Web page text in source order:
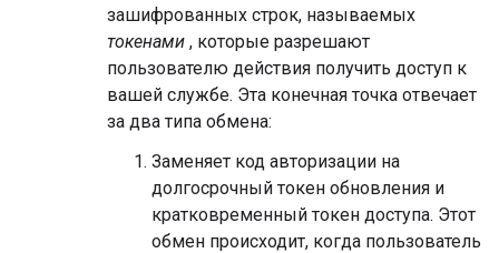
зашифрованных строк, называемых
токенами , которые разрешают
пользователю действия получить доступ к
вашей службе. Эта конечная точка отвечает
за два типа обмена:
Заменяет код авторизации на
долгосрочный токен обновления и
кратковременный токен доступа. Этот
обмен происходит, когда пользователь